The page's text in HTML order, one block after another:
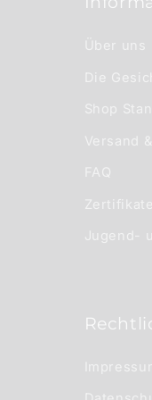
Über uns
Die
Shop
Versand
FAQ
Jugend-